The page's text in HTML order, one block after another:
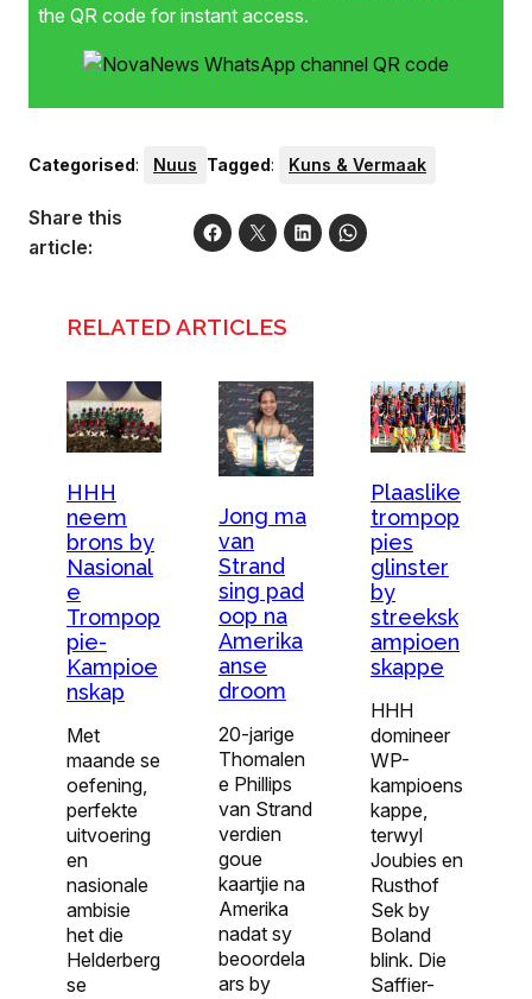
the QR code for instant access.
Categorised: Nuus Tagged: Kuns & Vermaak
Share this
article:
RELATED ARTICLES
HHH
neem
brons by
Nasional
e
Trompop
pie-
Kampioe
nskap
Met
maande se
oefening,
perfekte
uitvoering
en
nasionale
ambisie
het die
Helderberg
se
Jong ma
van
Strand
sing pad
oop na
Amerika
anse
droom
20-jarige
Thomalen
e Phillips
van Strand
verdien
goue
kaartjie na
Amerika
nadat sy
beoordela
ars by
Plaaslike
trompop
pies
glinster
by
streeksk
ampioen
skappe
HHH
domineer
WP-
kampioens
kappe,
terwyl
Joubies en
Rusthof
Sek by
Boland
blink. Die
Saffier-